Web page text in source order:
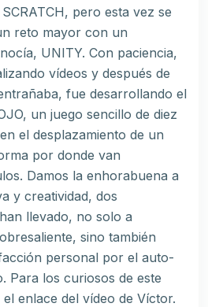
pero esta vez se
reto mayor con un
UNITY. Con paciencia,
vídeos y después de
fue desarrollando el
un juego sencillo de diez
el desplazamiento de un
por donde van
Damos la enhorabuena a
y creatividad, dos
llevado, no solo a
sino también
personal por el auto-
Para los curiosos de este
enlace del vídeo de Víctor.